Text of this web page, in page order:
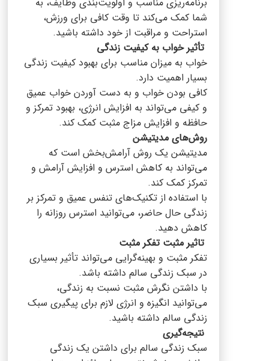
شما کمک می‌کند تا وقت کافی برای ورزش،
استراحت و مراقبت از خود داشته باشید.
تأثیر خواب به کیفیت زندگی
خواب به میزان مناسب برای بهبود کیفیت زندگی
بسیار اهمیت دارد.
کافی بودن خواب و به دست آوردن خواب عمیق
و کیفی می‌تواند به افزایش انرژی، بهبود تمرکز و
حافظه و افزایش مزاج مثبت کمک کند.
روش‌های مدیتیشن
مدیتیشن یک روش آرامش‌بخش است که
می‌تواند به کاهش استرس و افزایش آرامش و
تمرکز کمک کند.
با استفاده از تکنیک‌های تنفس عمیق و تمرکز بر
زندگی حال حاضر، می‌توانید استرس روزانه را
کاهش دهید.
تاثیر مثبت تفکر مثبت
تفکر مثبت و بهینه‌گرایی می‌تواند تأثیر بسیاری
در سبک زندگی سالم داشته باشد.
با داشتن نگرش مثبت نسبت به زندگی،
می‌توانید انگیزه و انرژی لازم برای پیگیری سبک
زندگی سالم داشته باشید.
نتیجه‌گیری
سبک زندگی سالم برای داشتن یک زندگی